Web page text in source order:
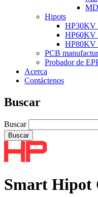
Hipots
HP30KV
HP60KV
HP80KV
PCB
Probador de
Acerca
Contáctenos
Buscar
Buscar
Smart Hipot